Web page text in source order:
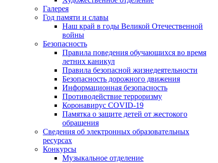
Галерея
Год памяти и славы
Наш край в годы Великой Отечественной
войны
Безопасность
Правила поведения обучающихся во время
летних каникул
Правила безопасной жизнедеятельности
Безопасность дорожного движения
Информационная безопасность
Противодействие терроризму
Коронавирус COVID-19
Памятка о защите детей от жестокого
обращения
Сведения об электронных образовательных
ресурсах
Конкурсы
Музыкальное отделение